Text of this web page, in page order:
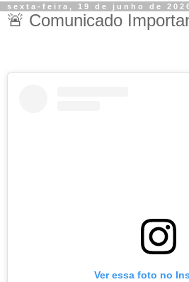
sexta-feira, 19 de junho de
🚨 Comunicado
Ver essa foto no